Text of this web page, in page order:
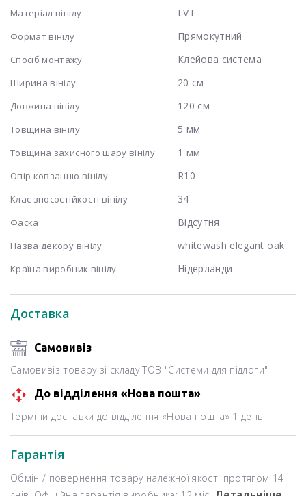
Доставка
Самовивіз
Самовивіз товару зі складу ТОВ "Системи для підлоги"
До відділення «Нова пошта»
Терміни доставки до відділення «Нова пошта» 1 день
Гарантія
Обмін / повернення товару належної якості протягом 14
Матеріал вінілу LVT
Формат вінілу Прямокутний
Спосіб монтажу Клейова система
Ширина вінілу 20 см
Довжина вінілу 120 см
Товщина вінілу 5 мм
Товщина захисного шару вінілу 1 мм
Опір ковзанню вінілу R10
Клас зносостійкості вінілу 34
Фаска Відсутня
Назва декору вінілу whitewash elegant oak
Країна виробник вінілу Нідерланди